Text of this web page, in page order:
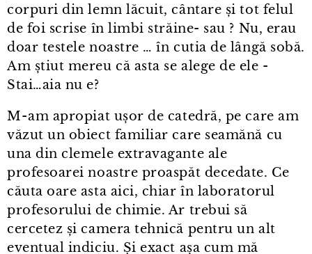
corpuri din lemn lăcuit, cântare și tot felul
de foi scrise în limbi străine- sau ? Nu, erau
doar testele noastre … în cutia de lângă sobă.
Am știut mereu că asta se alege de ele -
Stai…aia nu e?
M⁠-⁠am apropiat ușor de catedră, pe care am
văzut un obiect familiar care seamănă cu
una din clemele extravagante ale
profesoarei noastre proaspăt decedate. Ce
căuta oare asta aici, chiar în laboratorul
profesorului de chimie. Ar trebui să
cercetez și camera tehnică pentru un alt
eventual indiciu. Și exact așa cum mă